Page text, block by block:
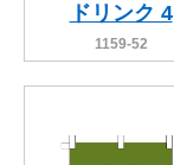
ドリンク 4
1159-52